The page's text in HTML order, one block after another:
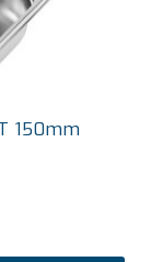
150mm